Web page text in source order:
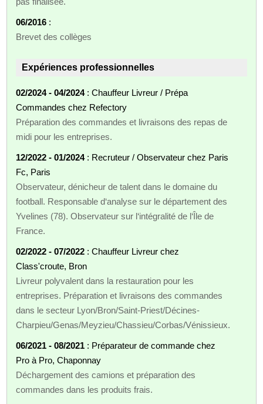
06/2016 :
Brevet des collèges
Expériences professionnelles
02/2024 - 04/2024: Chauffeur Livreur / Prépa
Commandes chez Refectory
Préparation des commandes et livraisons des repas de
midi pour les entreprises.
12/2022 - 01/2024: Recruteur / Observateur chez Paris
Fc, Paris
Observateur, dénicheur de talent dans le domaine du
football. Responsable d‘analyse sur le département des
Yvelines (78). Observateur sur l‘intégralité de l‘Île de
France.
02/2022 - 07/2022 : Chauffeur Livreur chez
Class'croute, Bron
Livreur polyvalent dans la restauration pour les
entreprises. Préparation et livraisons des commandes
dans le secteur Lyon/Bron/Saint-Priest/Décines-
Charpieu/Genas/Meyzieu/Chassieu/Corbas/Vénissieux.
06/2021 - 08/2021 : Préparateur de commande chez
Pro à Pro, Chaponnay
Déchargement des camions et préparation des
commandes dans les produits frais.